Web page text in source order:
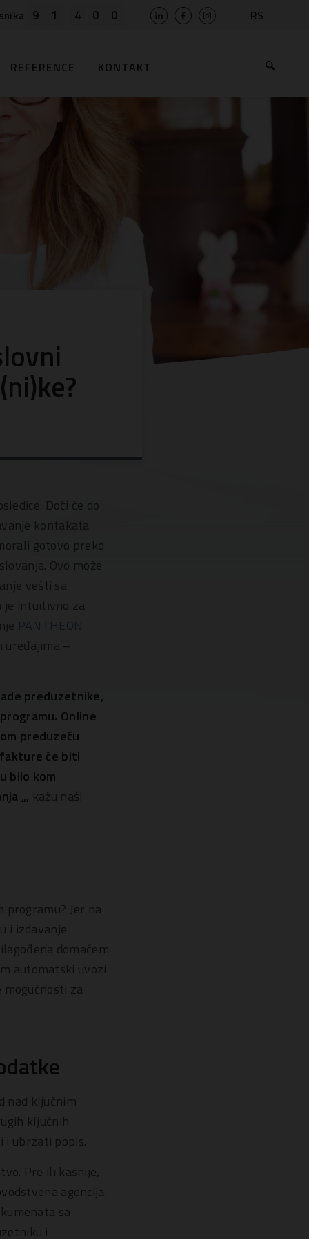
9 1 4 0 0
RS
EN
BIH
REFERENCE KONTAKT
Doći će do
kontakata
gotovo preko
Ovo može
vešti sa
je intuitivno za
PANTHEON
uređajima –
preduzetnike,
Online
preduzeću
će biti
bilo kom
„, kažu naši
Jer na
i izdavanje
domaćem
automatski uvozi
za
nad ključnim
ključnih
i ubrzati popis.
Pre ili kasnije,
agencija.
sa
i